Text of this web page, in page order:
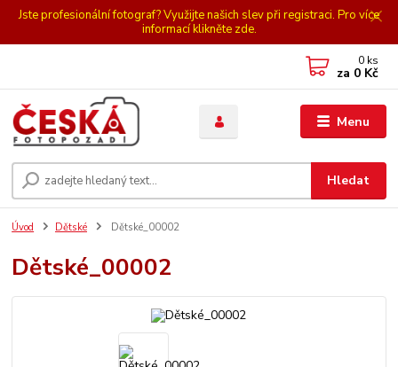
Jste profesionální fotograf? Využijte našich slev při registraci. Pro více
informací klikněte zde.
Menu
Hledat
0 ks
za 0 Kč
Úvod Dětské Dětské_00002
Dětské_00002